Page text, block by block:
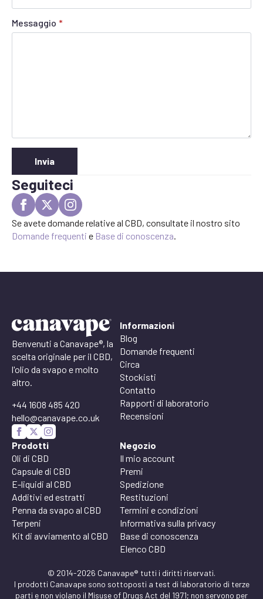
Messaggio *
Invia
Seguiteci
Se avete domande relative al CBD, consultate il nostro sito
Domande frequenti e Base di conoscenza.
Benvenuti a Canavape®, la
scelta originale per il CBD,
l'olio da svapo e molto
altro.
+44 1608 485 420
hello@canavape.co.uk
Informazioni
Blog
Domande frequenti
Circa
Stockisti
Contatto
Rapporti di laboratorio
Recensioni
Prodotti
Oli di CBD
Capsule di CBD
E-liquidi al CBD
Additivi ed estratti
Penna da svapo al CBD
Terpeni
Kit di avviamento al CBD
Negozio
Il mio account
Premi
Spedizione
Restituzioni
Termini e condizioni
Informativa sulla privacy
Base di conoscenza
Elenco CBD
© 2014-2026 Canavape® tutti i diritti riservati.
I prodotti Canavape sono sottoposti a test di laboratorio di terze
parti e non violano il Misuse of Drugs Act del 1971; non servono per